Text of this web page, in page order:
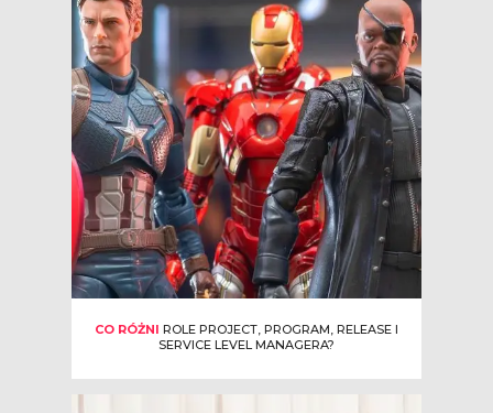
CO RÓŻNI ROLE PROJECT, PROGRAM, RELEASE I
SERVICE LEVEL MANAGERA?